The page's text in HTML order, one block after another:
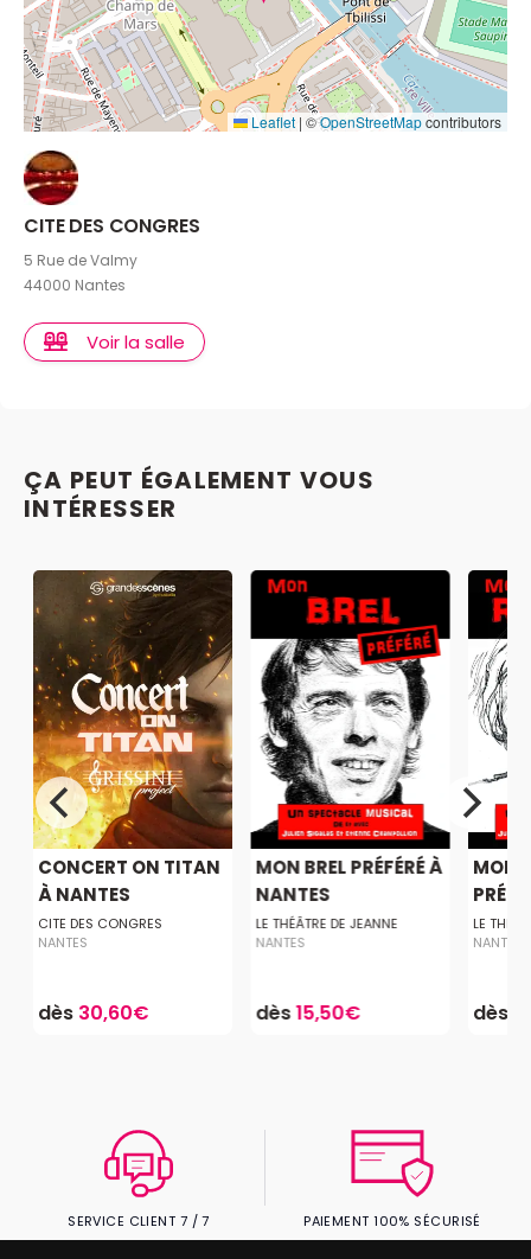
Leaflet | ©OpenStreetMapcontributors
CITE DES CONGRES
5 Rue de Valmy
44000 Nantes
Voir la salle
ÇA PEUT ÉGALEMENT VOUS
INTÉRESSER
CONCERT ON TITAN
À NANTES
CITE DES CONGRES
NANTES
dès 30,60€
MON BREL PRÉFÉRÉ À
NANTES
LE THÉÂTRE DE JEANNE
NANTES
dès15,50€
MON
LE
NANTES
dès
SERVICE CLIENT 7 / 7 PAIEMENT 100% SÉCURISÉ